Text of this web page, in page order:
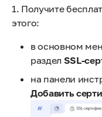
1. Получите
этого:
в основном
раздел SSL-
на панели
Добавить